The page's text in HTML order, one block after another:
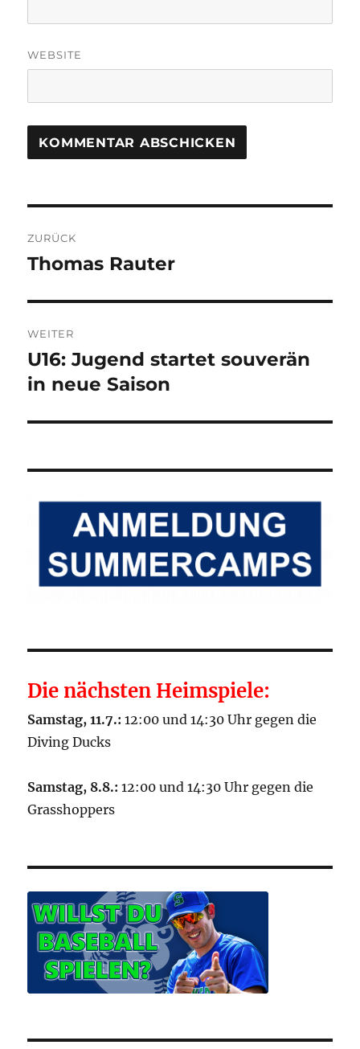
WEBSITE
ZURÜCK
Vorheriger
Thomas Rauter
WEITER
Nächster
Beitrag:
U16: Jugend startet souverän
in neue Saison
Die nächsten Heimspiele:
Samstag, 11.7.: 12:00 und 14:30 Uhr gegen die
Diving Ducks
Samstag, 8.8.: 12:00 und 14:30 Uhr gegen die
Grasshoppers